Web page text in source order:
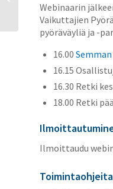
Webinaarin
Vaikuttajien
pyöräväyliä ja -
16.00
16.15
16.30 Retki
18.00 Retki
Ilmoittaudu
pyöräilykysely 2021:
Pyöräily on kivaa ja
kevyttä,...